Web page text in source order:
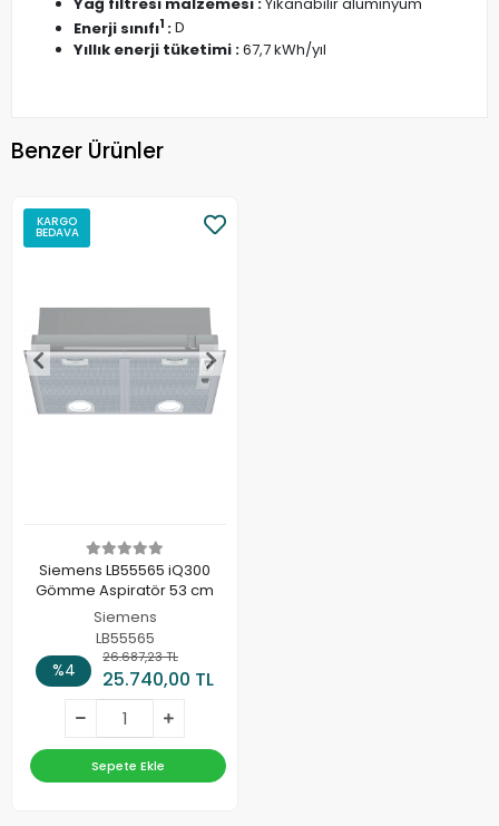
Yağ filtresi malzemesi :Yıkanabilir alüminyum
Enerji sınıfı1 :D
Yıllık enerji tüketimi :67,7 kWh/yıl
Benzer Ürünler
KARGO
BEDAVA
Siemens LB55565 iQ300
Gömme Aspiratör 53 cm
Siemens
LB55565
%4
26.687,23 TL
25.740,00 TL
Sepete Ekle